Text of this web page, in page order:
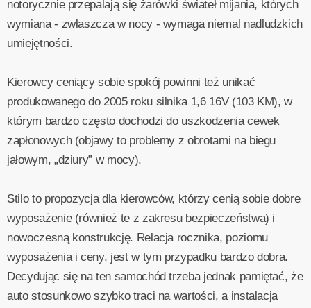
notorycznie przepalają się żarówki świateł mijania, których
wymiana - zwłaszcza w nocy - wymaga niemal nadludzkich
umiejętności.
Kierowcy ceniący sobie spokój powinni też unikać
produkowanego do 2005 roku silnika 1,6 16V (103 KM), w
którym bardzo często dochodzi do uszkodzenia cewek
zapłonowych (objawy to problemy z obrotami na biegu
jałowym, „dziury” w mocy).
Stilo to propozycja dla kierowców, którzy cenią sobie dobre
wyposażenie (również te z zakresu bezpieczeństwa) i
nowoczesną konstrukcję. Relacja rocznika, poziomu
wyposażenia i ceny, jest w tym przypadku bardzo dobra.
Decydując się na ten samochód trzeba jednak pamiętać, że
auto stosunkowo szybko traci na wartości, a instalacja